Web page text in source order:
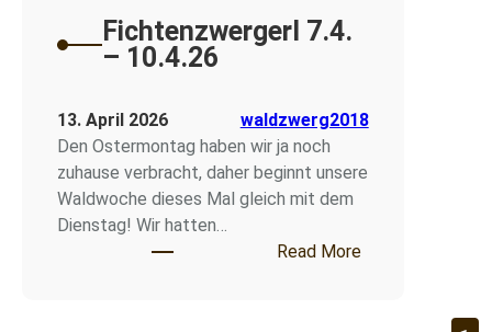
Fichtenzwergerl 7.4.
– 10.4.26
13. April 2026
waldzwerg2018
Den Ostermontag haben wir ja noch
zuhause verbracht, daher beginnt unsere
Waldwoche dieses Mal gleich mit dem
Dienstag! Wir hatten…
Read More: Fichtenzwergerl